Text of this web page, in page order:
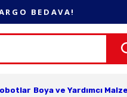
BEDAVA!
Boya ve Yardımcı